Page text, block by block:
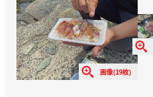
画像(19枚)